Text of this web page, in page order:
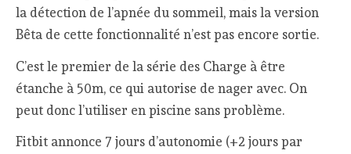
la détection de l’apnée du sommeil, mais la version
Bêta de cette fonctionnalité n’est pas encore sortie.
C’est le premier de la série des Charge à être
étanche à 50m, ce qui autorise de nager avec. On
peut donc l’utiliser en piscine sans problème.
Fitbit annonce 7 jours d’autonomie (+2 jours par